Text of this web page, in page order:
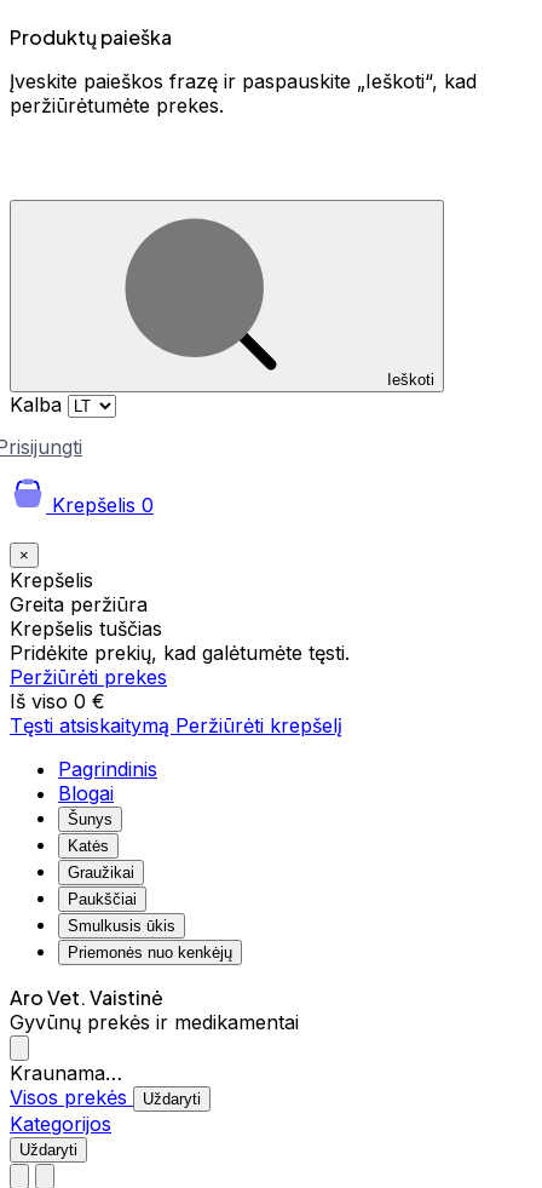
Produktų paieška
Įveskite paieškos frazę ir paspauskite „Ieškoti“, kad
peržiūrėtumėte prekes.
Ieškoti
Kalba
Krepšelis 0
×
Krepšelis
Greita peržiūra
Krepšelis tuščias
Pridėkite prekių, kad galėtumėte tęsti.
Peržiūrėti prekes
Iš viso 0 €
Tęsti atsiskaitymą Peržiūrėti krepšelį
Pagrindinis
Blogai
Šunys
Katės
Graužikai
Paukščiai
Smulkusis ūkis
Priemonės nuo kenkėjų
Aro Vet. Vaistinė
Gyvūnų prekės ir medikamentai
Kraunama…
Visos prekės
Uždaryti
Kategorijos
Uždaryti